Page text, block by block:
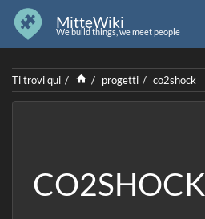
MitteWiki
We build things, we meet people
Ti trovi qui Homeprogetti co2shock
CO2SHOCK